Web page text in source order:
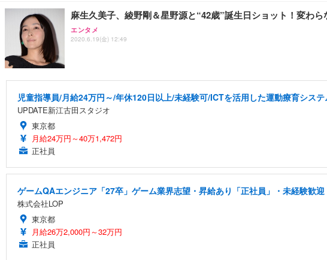
麻生久美子、綾野剛＆星野源と“42歳”誕生日ショット！変わら
エンタメ
2020.6.19(金) 12:49
児童指導員/月給24万円～/年休120日以上/未経験可/ICTを活用した運動療育シス
UPDATE新江古田スタジオ
東京都
月給24万円～40万1,472円
正社員
ゲームQAエンジニア「27卒」ゲーム業界志望・昇給あり「正社員」・未経験歓
株式会社LOP
東京都
月給26万2,000円～32万円
正社員